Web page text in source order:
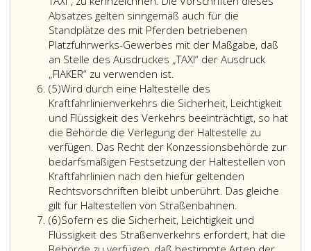
die
diesen
Maßnahmen
Ist
oder
der
Bundesminister
für
Innovation,
Mobilität
und
Infrastruktur
für
Absatzes gelten sinngemäß auch für die
Standplätze des mit Pferden betriebenen
Platzfuhrwerks-Gewerbes mit der Maßgabe, daß
an Stelle des Ausdruckes „TAXI“ der Ausdruck
„FIAKER“ zu verwenden ist.
Behörde
hat
unter
Bedachtnahme
auf
die
Sicherheit,
Leichtigkeit
und
Flüssigkeit
des
Verkehrs
(5)Absatz
5,
Wird durch eine Haltestelle des
Kraftfahrlinienverkehrs die Sicherheit, Leichtigkeit
und Flüssigkeit des Verkehrs beeinträchtigt, so hat
die Behörde die Verlegung der Haltestelle zu
verfügen. Das Recht der Konzessionsbehörde zur
bedarfsmäßigen Festsetzung der Haltestellen von
Kraftfahrlinien nach den hiefür geltenden
Rechtsvorschriften bleibt unberührt. Das gleiche
gilt für Haltestellen von Straßenbahnen.
(6)Absatz
6,
Sofern es die Sicherheit, Leichtigkeit und
Flüssigkeit des Straßenverkehrs erfordert, hat die